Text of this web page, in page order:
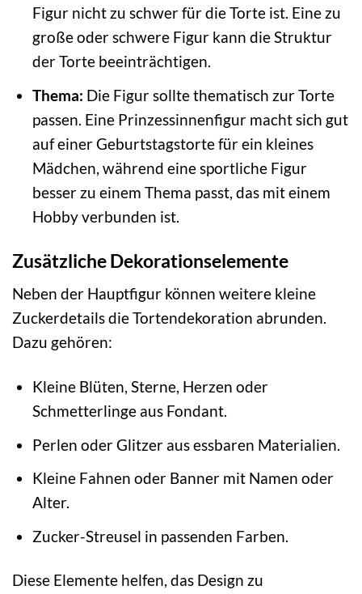
Figur nicht zu schwer für die Torte ist. Eine zu
große oder schwere Figur kann die Struktur
der Torte beeinträchtigen.
Thema: Die Figur sollte thematisch zur Torte
passen. Eine Prinzessinnenfigur macht sich gut
auf einer Geburtstagstorte für ein kleines
Mädchen, während eine sportliche Figur
besser zu einem Thema passt, das mit einem
Hobby verbunden ist.
Zusätzliche Dekorationselemente
Neben der Hauptfigur können weitere kleine
Zuckerdetails die Tortendekoration abrunden.
Dazu gehören:
Kleine Blüten, Sterne, Herzen oder
Schmetterlinge aus Fondant.
Perlen oder Glitzer aus essbaren Materialien.
Kleine Fahnen oder Banner mit Namen oder
Alter.
Zucker-Streusel in passenden Farben.
Diese Elemente helfen, das Design zu